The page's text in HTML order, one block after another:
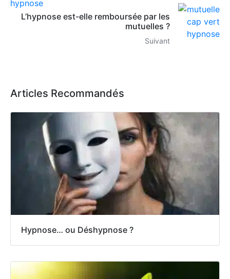
L’hypnose est-elle remboursée par les
mutuelles ?
Suivant
Articles Recommandés
Hypnose… ou Déshypnose ?